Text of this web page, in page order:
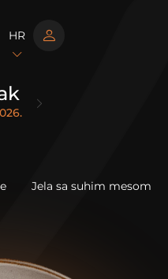
HR
Jela sa suhim mesom